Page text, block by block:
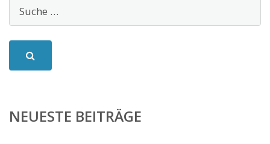
NEUESTE BEITRÄGE